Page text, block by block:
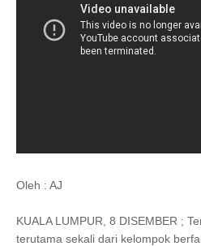
Oleh : AJ
KUALA LUMPUR, 8 DISEMBER ;
terutama sekali dari kelompok